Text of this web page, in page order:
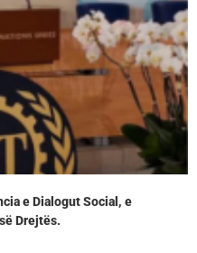
e Dialogut Social, e
Drejtës.